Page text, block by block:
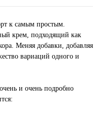
к самым простым.
крем, подходящий как
Меняя добавки, добавляя
вариаций одного и
и очень подробно